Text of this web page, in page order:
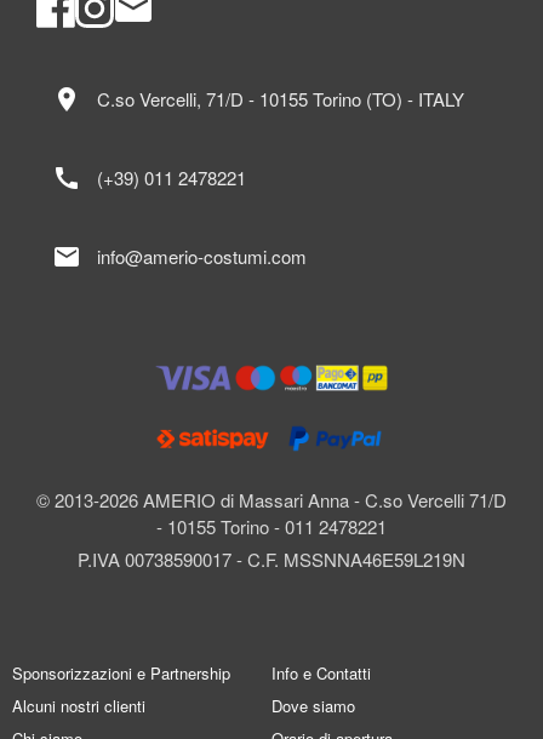
© 2013-2026 AMERIO di Massari Anna - C.so Vercelli 71/D
- 10155 Torino - 011 2478221
P.IVA 00738590017 - C.F. MSSNNA46E59L219N
location_on C.so Vercelli, 71/D - 10155 Torino (TO) - ITALY
call (+39) 011 2478221
mail info@amerio-costumi.com
Sponsorizzazioni e Partnership
Alcuni nostri clienti
Info e Contatti
Dove siamo